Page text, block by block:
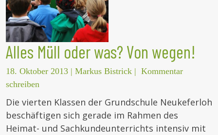
Alles Müll oder was? Von wegen!
18. Oktober 2013 | Markus Bistrick | Kommentar
schreiben
Die vierten Klassen der Grundschule Neukeferloh
beschäftigen sich gerade im Rahmen des
Heimat- und Sachkundeunterrichts intensiv mit